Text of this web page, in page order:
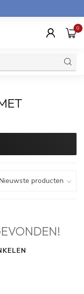
0